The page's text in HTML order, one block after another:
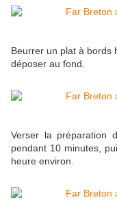
Beurrer un plat à bords
déposer au fond.
Verser la préparation
pendant 10 minutes,
heure environ.